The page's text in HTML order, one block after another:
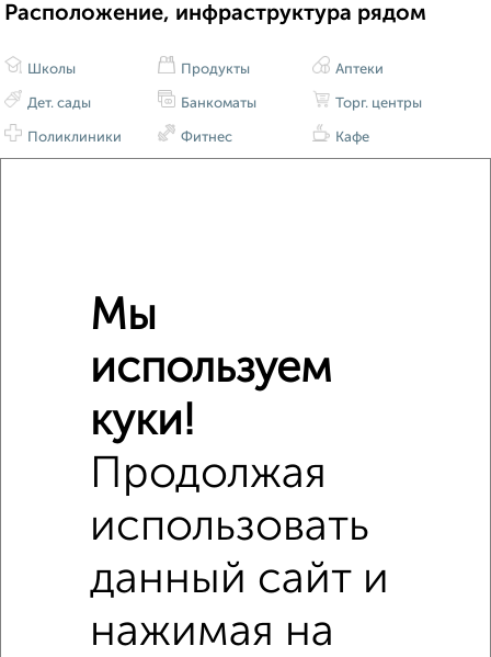
Расположение, инфраструктура рядом
Школы
Дет. сады
Поликлиники
Продукты
Банкоматы
Фитнес
Аптеки
Торг. центры
Кафе
Сравнение средних цен
2‑комнатные квартиры с похожей площадью ±10%
Мы
используем
куки!
Продолжая
использовать
данный сайт и
нажимая на